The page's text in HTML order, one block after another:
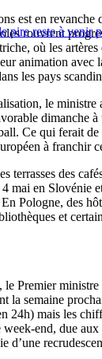
pire reste à venir
est en revanche
rouvrent
où les artères
animation avec
les pays
le ministre
dimanche à
Ce qui ferait
à franchir
terrasses des
mai en Slovénie
Pologne, des
et
le Premier
la semaine
24h) mais les
end, due aux
d’une